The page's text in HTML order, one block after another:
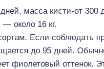
масса кисти-от 300
около 16 кг.
Если соблюдать
до 95 дней.
фиолетовый оттенок.